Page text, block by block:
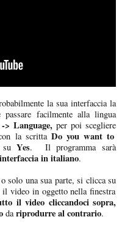
la sua interfaccia la
passare facilmente alla lingua
Language, per poi scegliere
la scritta Do you want to
Yes. Il programma sarà
in italiano.
solo una sua parte, si clicca su
video in oggetto nella finestra
il video cliccandoci sopra,
da riprodurre al contrario.